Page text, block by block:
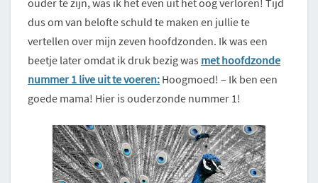
ouder te zijn, was ik het even uit het oog verloren! Tijd
dus om van belofte schuld te maken en jullie te
vertellen over mijn zeven hoofdzonden. Ik was een
beetje later omdat ik druk bezig was met hoofdzonde
nummer 1 live uit te voeren: Hoogmoed! – Ik ben een
goede mama! Hier is ouderzonde nummer 1!